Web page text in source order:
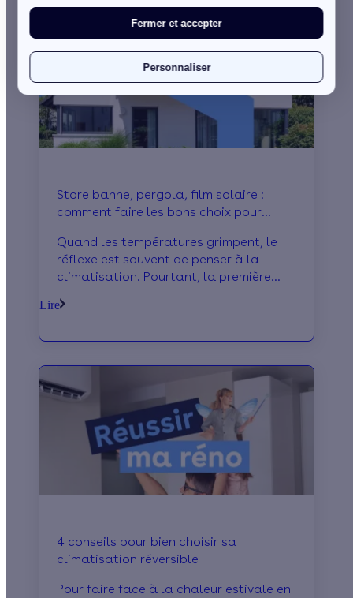
Fermer et accepter
Personnaliser
Store banne, pergola, film solaire :
comment faire les bons choix pour
Quand les températures grimpent, le
réflexe est souvent de penser à la
climatisation. Pourtant, la première
chaleur d'entrer. Les protections
vitrages permettent justement d'agir à
la source, avant que les rayons du
soleil ne réchauffent les pièces. Pour s’y
retrouver parmi les solutions
existantes, et choisir la plus adaptée à
votre logement, suivez le guide !
Lire
4 conseils pour bien choisir sa
climatisation réversible
Pour faire face à la chaleur estivale en